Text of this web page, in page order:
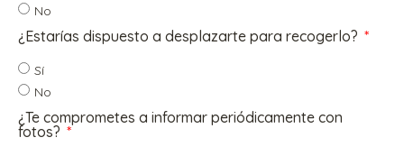
No
¿Estarías dispuesto a desplazarte para recogerlo?
Sí
No
¿Te comprometes a informar periódicamente con
fotos?